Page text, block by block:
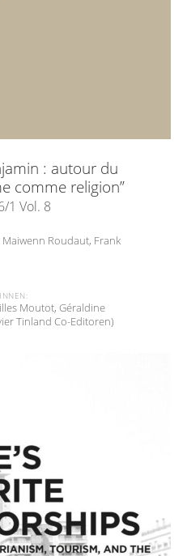
: autour du
comme religion”
1 Vol. 8
Roudaut, Frank
Moutot, Géraldine
Tinland Co-Editoren)